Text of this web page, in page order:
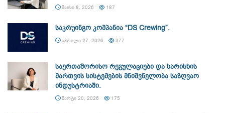
ᲛᲐᲘᲡᲘ 8, 2026 187
საკრუინგო კომპანია “DS Crewing”.
ᲐᲞᲠᲘᲚᲘ 27, 2026 377
საერთაშორისო რეგულაციები და ხარისხის
მართვის სისტემების მნიშვნელობა საზღვაო
ინდუსტრიაში.
ᲛᲐᲠᲢᲘ 20, 2026 175